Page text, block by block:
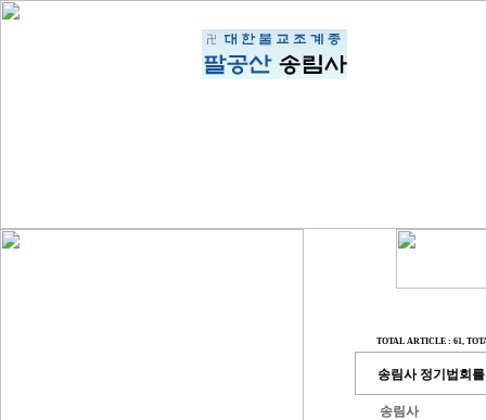
TOTAL ARTICLE : 61,
송림사 정기법회
송림사